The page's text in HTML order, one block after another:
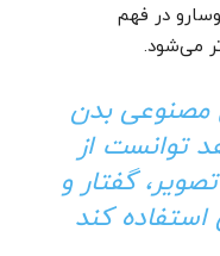
در فهم
می‌شود.
مصنوعی بدن
توانست از
گفتار و
کند